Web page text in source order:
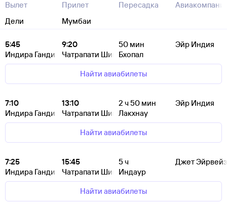
Вылет
Дели
Прилет
Мумбаи
Пересадка
5:45
Индира Ганди
9:20
Чатрапати Шиваджи
50 мин
Бхопал
Эйр Индия
Найти авиабилеты
7:10
Индира Ганди
13:10
Чатрапати Шиваджи
2 ч 50 мин
Лакхнау
Эйр Индия
Найти авиабилеты
7:25
Индира Ганди
15:45
Чатрапати Шиваджи
5ч
Индаур
Джет Эйрвейз
Найти авиабилеты